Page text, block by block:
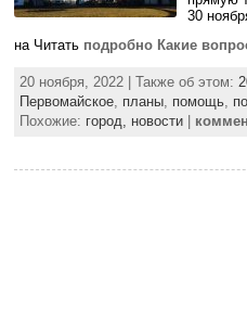
30
на Читать подробно Какие
20 ноября, 2022 | Также об этом:
Первомайское, планы, помощь,
Похожие: город, новости|